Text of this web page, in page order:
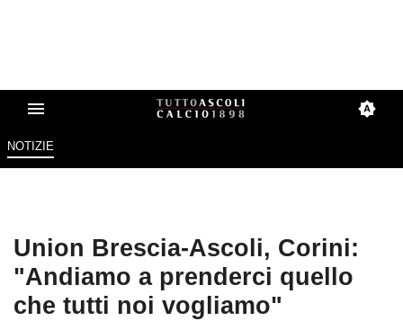
NOTIZIE
Union Brescia-Ascoli, Corini:
"Andiamo a prenderci quello
che tutti noi vogliamo"